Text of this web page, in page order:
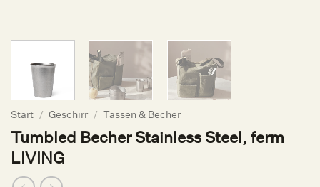
Start / Geschirr / Tassen & Becher
Tumbled Becher Stainless Steel, ferm
LIVING